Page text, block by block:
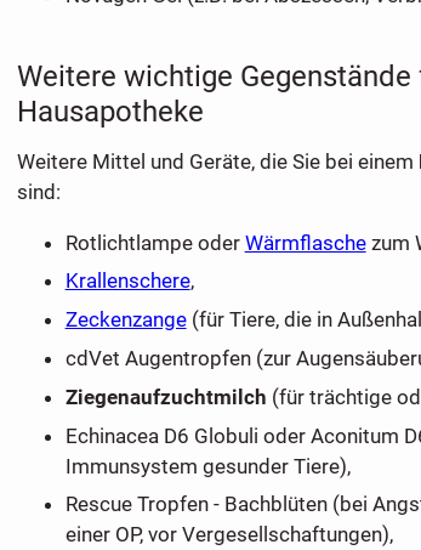
Weitere wichtige
Hausapotheke
Weitere Mittel und Geräte, die Sie bei einem
sind:
Rotlichtlampe oder Wärmflaschezum
Krallenschere,
Zeckenzange(für Tiere, die in
cdVet Augentropfen (zur
Ziegenaufzuchtmilch (für trächtige
Echinacea D6 Globuli oder Aconitum
Immunsystem gesunder Tiere),
Rescue Tropfen - Bachblüten (bei
einer OP, vor Vergesellschaftungen),